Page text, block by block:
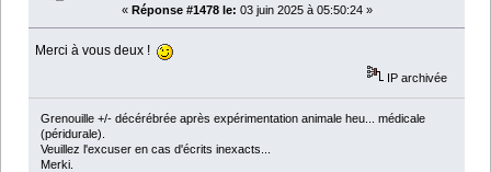
« Réponse #1478 le: 03 juin 2025 à 05:50:24 »
Merci à vous deux !
IP archivée
Grenouille +/- décérébrée après expérimentation animale heu... médicale
(péridurale).
Veuillez l'excuser en cas d'écrits inexacts...
Merki.